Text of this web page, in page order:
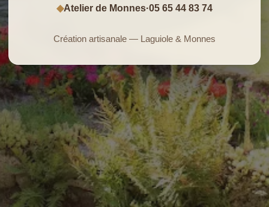
◆Atelier de Monnes·05 65 44 83 74
Création artisanale — Laguiole & Monnes